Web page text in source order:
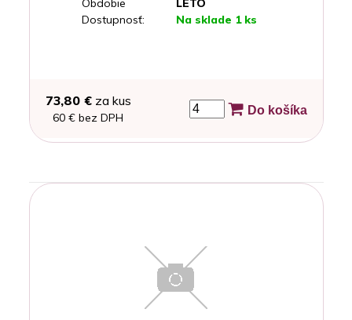
Obdobie
LETO
Dostupnosť:
Na sklade 1 ks
73,80 €za kus
60 € bez DPH
Do košíka